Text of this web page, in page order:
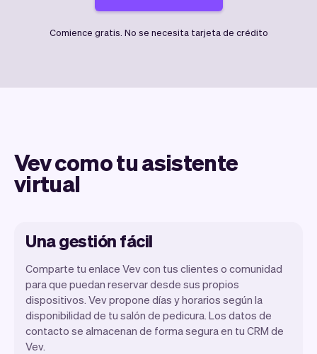
Comience gratis. No se necesita tarjeta de crédito
Vev como tu asistente
virtual
Una gestión fácil
Comparte tu enlace Vev con tus clientes o comunidad
para que puedan reservar desde sus propios
dispositivos. Vev propone días y horarios según la
disponibilidad de tu salón de pedicura. Los datos de
contacto se almacenan de forma segura en tu CRM de
Vev.
Nuestro objetivo es permitirte
concentrarte en tu talento. Vev se
encargará del resto. Obtendrás tu propio